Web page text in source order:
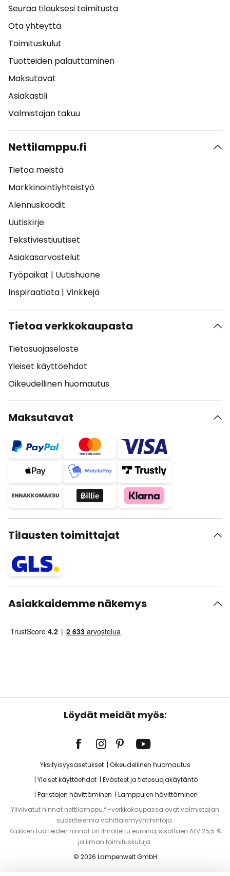
Seuraa tilauksesi toimitusta
Ota yhteyttä
Toimituskulut
Tuotteiden palauttaminen
Maksutavat
Asiakastili
Valmistajan takuu
Nettilamppu.fi
Tietoa meistä
Markkinointiyhteistyö
Alennuskoodit
Uutiskirje
Tekstiviestiuutiset
Asiakasarvostelut
Työpaikat | Uutishuone
Inspiraatiota | Vinkkejä
Tietoa verkkokaupasta
Tietosuojaseloste
Yleiset käyttöehdot
Oikeudellinen huomautus
Maksutavat
Tilausten toimittajat
Asiakkaidemme näkemys
Löydät meidät myös:
Yksityisyysasetukset
Oikeudellinen huomautus
Yleiset käyttöehdot
Evästeet ja tietosuojakäytäntö
Paristojen hävittäminen
Lamppujen hävittäminen
Yliviivatut hinnat nettilamppu.fi-verkkokaupassa ovat valmistajan
suosittelemia vähittäismyyntihintoja.
Kaikkien tuotteiden hinnat on ilmoitettu euroina, sisältäen ALV 25,5 %
ja ilman toimituskuluja.
© 2026 Lampenwelt GmbH